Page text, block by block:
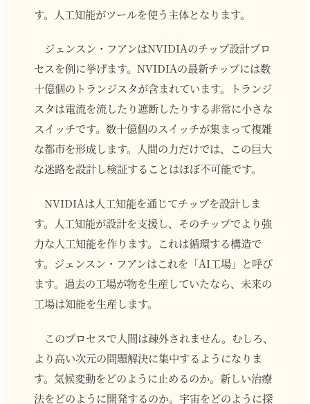
す。人工知能がツールを使う主体となります。
ジェンスン・フアンはNVIDIAのチップ設計プロ
セスを例に挙げます。NVIDIAの最新チップには数
十億個のトランジスタが含まれています。トランジ
スタは電流を流したり遮断したりする非常に小さな
スイッチです。数十億個のスイッチが集まって複雑
な都市を形成します。人間の力だけでは、この巨大
な迷路を設計し検証することはほぼ不可能です。
NVIDIAは人工知能を通じてチップを設計しま
す。人工知能が設計を支援し、そのチップでより強
力な人工知能を作ります。これは循環する構造で
す。ジェンスン・フアンはこれを「AI工場」と呼び
ます。過去の工場が物を生産していたなら、未来の
工場は知能を生産します。
このプロセスで人間は疎外されません。むしろ、
より高い次元の問題解決に集中するようになりま
す。気候変動をどのように止めるのか。新しい治療
法をどのように開発するのか。宇宙をどのように探